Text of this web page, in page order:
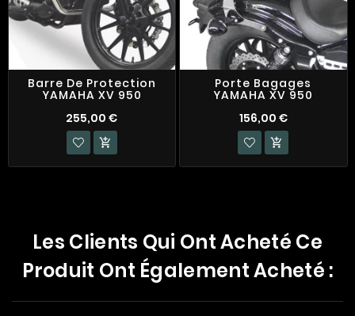
Barre De Protection
YAMAHA XV 950
255,00 €

Porte Bagages
YAMAHA XV 950
156,00 €

Les Clients Qui Ont Acheté Ce
Produit Ont Également Acheté :